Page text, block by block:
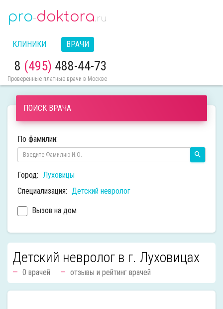
pro-doktora.ru
КЛИНИКИ ВРАЧИ
8 (495) 488-44-73
Проверенные платные врачи в Москве
ПОИСК ВРАЧА
По фамилии:
Город: Луховицы
Специализация: Детский невролог
Вызов на дом
Детский невролог в г. Луховицах
0 врачей отзывы и рейтинг врачей